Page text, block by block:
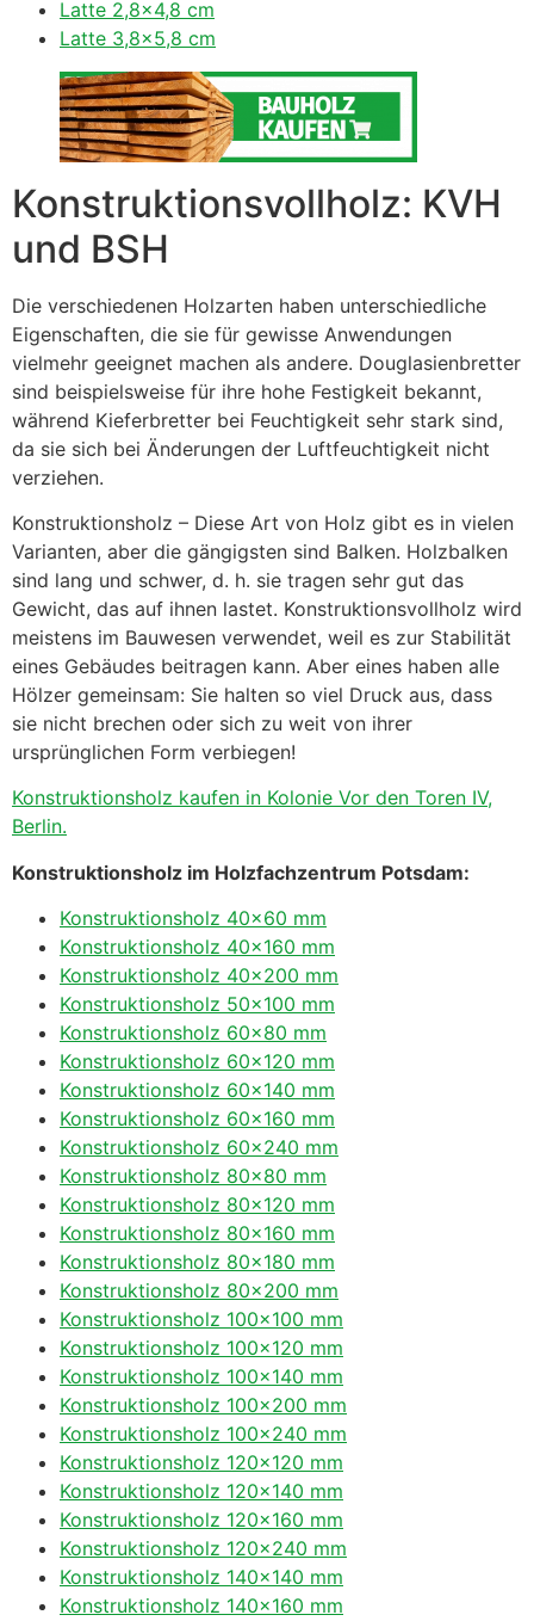
Latte 2,8×4,8 cm
Latte 3,8×5,8 cm
Konstruktionsvollholz: KVH
und BSH
Die verschiedenen Holzarten haben unterschiedliche
Eigenschaften, die sie für gewisse Anwendungen
vielmehr geeignet machen als andere. Douglasienbretter
sind beispielsweise für ihre hohe Festigkeit bekannt,
während Kieferbretter bei Feuchtigkeit sehr stark sind,
da sie sich bei Änderungen der Luftfeuchtigkeit nicht
verziehen.
Konstruktionsholz – Diese Art von Holz gibt es in vielen
Varianten, aber die gängigsten sind Balken. Holzbalken
sind lang und schwer, d. h. sie tragen sehr gut das
Gewicht, das auf ihnen lastet. Konstruktionsvollholz wird
meistens im Bauwesen verwendet, weil es zur Stabilität
eines Gebäudes beitragen kann. Aber eines haben alle
Hölzer gemeinsam: Sie halten so viel Druck aus, dass
sie nicht brechen oder sich zu weit von ihrer
ursprünglichen Form verbiegen!
Konstruktionsholz kaufen in Kolonie Vor den Toren IV,
Berlin.
Konstruktionsholz im Holzfachzentrum Potsdam:
Konstruktionsholz 40×60 mm
Konstruktionsholz 40×160 mm
Konstruktionsholz 40×200 mm
Konstruktionsholz 50×100 mm
Konstruktionsholz 60×80 mm
Konstruktionsholz 60×120 mm
Konstruktionsholz 60×140 mm
Konstruktionsholz 60×160 mm
Konstruktionsholz 60×240 mm
Konstruktionsholz 80×80 mm
Konstruktionsholz 80×120 mm
Konstruktionsholz 80×160 mm
Konstruktionsholz 80×180 mm
Konstruktionsholz 80×200 mm
Konstruktionsholz 100×100 mm
Konstruktionsholz 100×120 mm
Konstruktionsholz 100×140 mm
Konstruktionsholz 100×200 mm
Konstruktionsholz 100×240 mm
Konstruktionsholz 120×120 mm
Konstruktionsholz 120×140 mm
Konstruktionsholz 120×160 mm
Konstruktionsholz 120×240 mm
Konstruktionsholz 140×140 mm
Konstruktionsholz 140×160 mm